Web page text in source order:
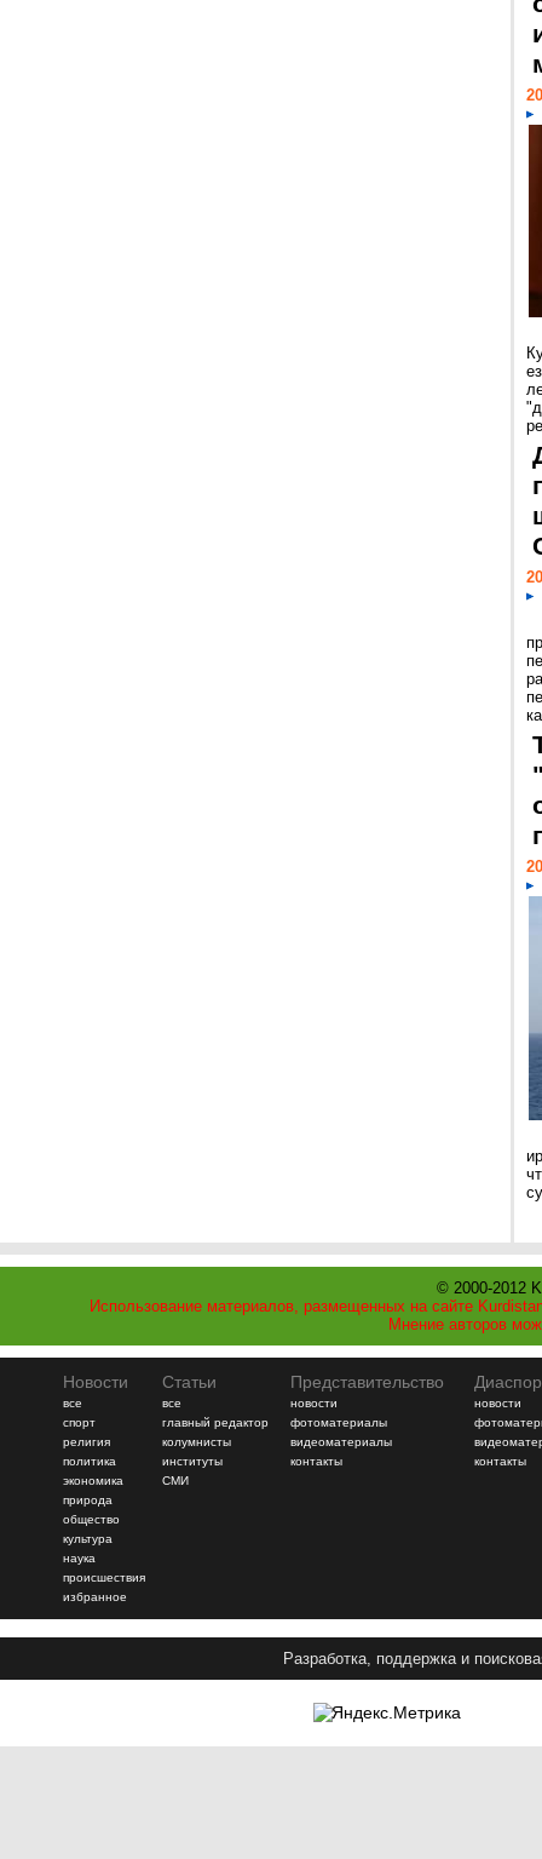
© 2000-2012
Использование материалов, размещенных на сайте
Мнение авторов
Новости
все
спорт
религия
политика
экономика
природа
общество
культура
наука
происшествия
избранное
Статьи
все
главный редактор
колумнисты
институты
СМИ
Представительство
новости
фотоматериалы
видеоматериалы
контакты
новости
контакты
Разработка, поддержка и